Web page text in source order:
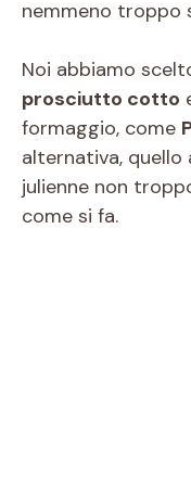
nemmeno troppo
Noi abbiamo
prosciutto cotto
formaggio, come
alternativa,
julienne non
come si fa.